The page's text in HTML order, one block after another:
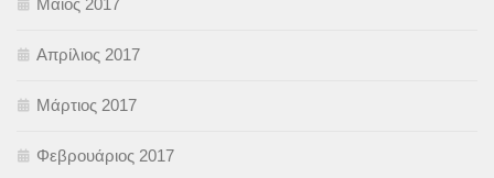
Μάιος 2017
Απρίλιος 2017
Μάρτιος 2017
Φεβρουάριος 2017